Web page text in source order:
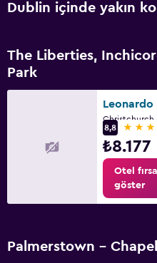
Dublin içinde yakın
The Liberties,
Park
8,8
4
₺8.177
Otel
göster
Palmerstown -